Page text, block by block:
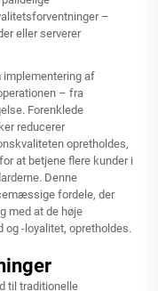
–
eller serverer
implementering af
– fra
Forenklede
reducerer
opretholdes,
at betjene flere kunder i
Denne
fordele, der
med at de høje
og -loyalitet, opretholdes.
til traditionelle